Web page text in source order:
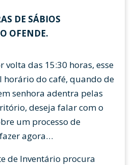
DE SÁBIOS
OFENDE.
volta das 15:30 horas, esse
horário do café, quando de
senhora adentra pelas
deseja falar com o
um processo de
agora…
de Inventário procura